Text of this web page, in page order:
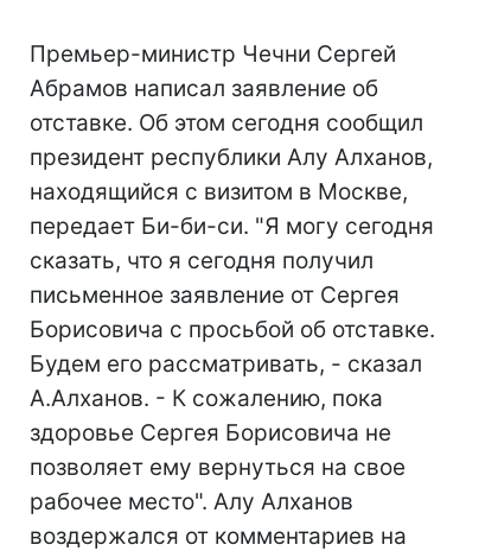
Премьер-министр Чечни Сергей
Абрамов написал заявление об
отставке. Об этом сегодня сообщил
президент республики Алу Алханов,
находящийся с визитом в Москве,
передает Би-би-си. "Я могу сегодня
сказать, что я сегодня получил
письменное заявление от Сергея
Борисовича с просьбой об отставке.
Будем его рассматривать, - сказал
А.Алханов. - К сожалению, пока
здоровье Сергея Борисовича не
позволяет ему вернуться на свое
рабочее место". Алу Алханов
воздержался от комментариев на